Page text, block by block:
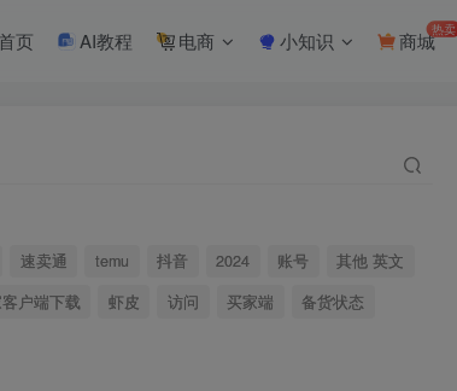
页 AI教程 电商 小知识 商城热卖
速卖通 temu 抖音 2024 账号
其他 英文
户端下载 虾皮 访问 买家端
备货状态